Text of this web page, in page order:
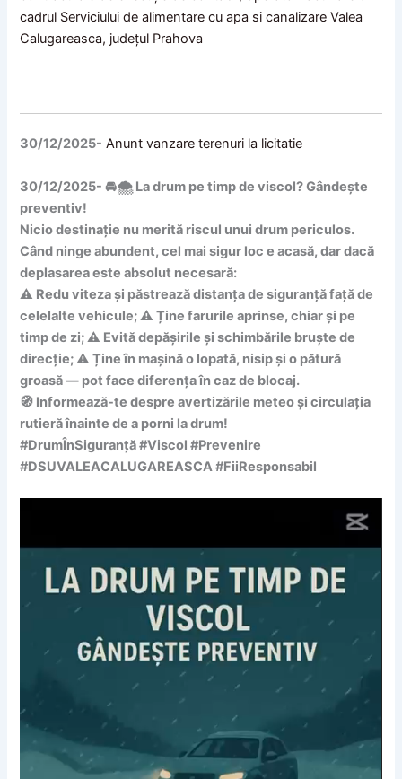
cadrul Serviciului de alimentare cu apa si canalizare Valea
Calugareasca, județul Prahova
30/12/2025- Anunt vanzare terenuri la licitatie
30/12/2025- 🚘🌨️ La drum pe timp de viscol? Gândește
preventiv!
Nicio destinație nu merită riscul unui drum periculos.
Când ninge abundent, cel mai sigur loc e acasă, dar dacă
deplasarea este absolut necesară:
⚠️ Redu viteza și păstrează distanța de siguranță față de
celelalte vehicule; ⚠️ Ține farurile aprinse, chiar și pe
timp de zi; ⚠️ Evită depășirile și schimbările bruște de
direcție; ⚠️ Ține în mașină o lopată, nisip și o pătură
groasă — pot face diferența în caz de blocaj.
🧭 Informează-te despre avertizările meteo și circulația
rutieră înainte de a porni la drum!
#DrumÎnSiguranță #Viscol #Prevenire
#DSUVALEACALUGAREASCA #FiiResponsabil